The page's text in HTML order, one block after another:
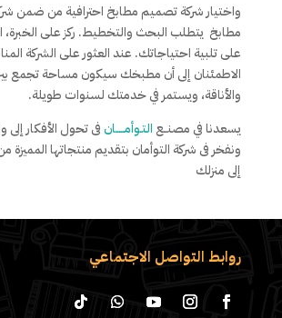
واختيار شركة تصميم مطابخ احترافية من ضمن
مطابخ يتطلب البحث والتخطيط. ركز على الخبرة،
على تلبية احتياجاتك. عند العثور على الشركة
الاطمئنان إلى أن مطبخك سيكون مساحة تجمع
والأناقة، ويستمر في خدمتك لسنوات طويلة.
يسعدنا في مصنــع التـوأمـــــانفى تحول الأفكار إلى
ونفخر فى شركة التوأمان بتقديم منتجاتها
إلى منزلك
روابط التواصل الاجتماعي